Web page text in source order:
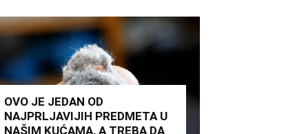
OVO JE JEDAN OD
NAJPRLJAVIJIH PREDMETA U
NAŠIM KUĆAMA, A TREBA DA